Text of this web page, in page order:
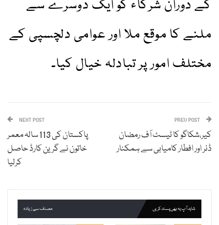
کے دوران شرکاء کو ایک دوسرے سے
ملنے کا موقع ملا اور عوامی دلچسپی کے
مختلف امور پر تبادلہ خیال کیا۔
کیر،شکاگو کا ٹیسٹ آف رمضان
ڈنر اور افطار کامیابی سے ہمکنار
NEXT POST
پاکستان کی 113 سالہ معمر
خاتون نے گرین کارڈ حاصل
کرلیا
شاید آپ یہ بھی پسند کریں مصنف سے زیادہ